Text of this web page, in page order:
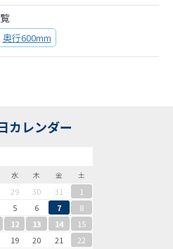
奥行600mm
カレンダー
水 木 金 土
29 30 31
1
5 6 7
8
12 13 14
15
19 20 21
22